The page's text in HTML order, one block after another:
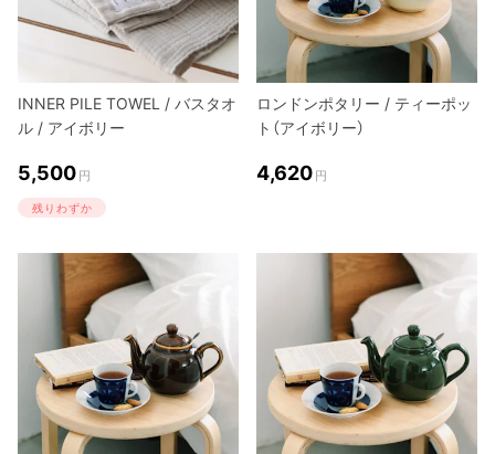
INNER PILE TOWEL / バスタオ
ル / アイボリー
5,500 円
残りわずか
ロンドンポタリー / ティーポッ
ト（アイボリー）
4,620 円